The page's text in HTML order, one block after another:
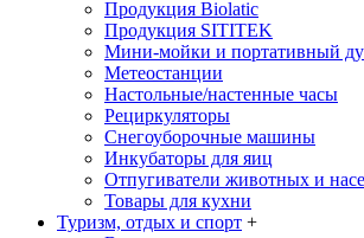
Продукция Biolatic
Продукция SITITEK
Мини-мойки и портативный
Метеостанции
Настольные/настенные часы
Рециркуляторы
Снегоуборочные машины
Инкубаторы для яиц
Отпугиватели животных и
Товары для кухни
Туризм, отдых и спорт +